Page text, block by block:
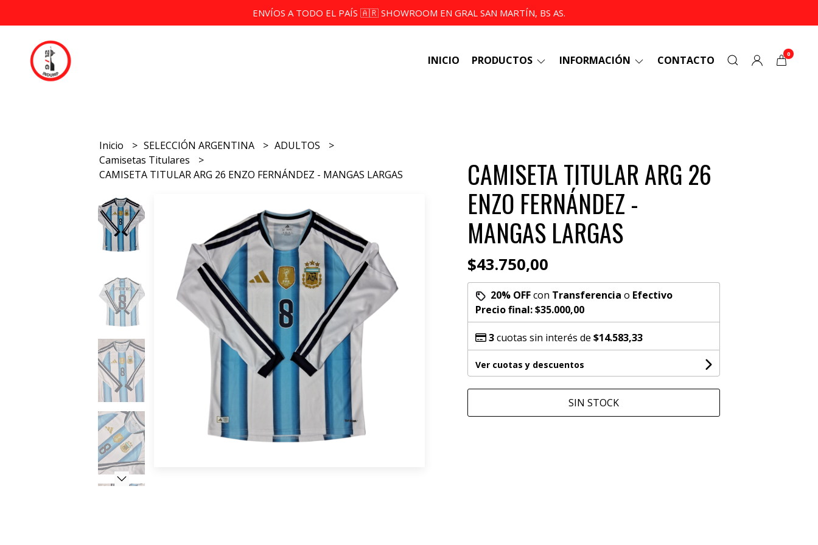
ENVÍOS A TODO EL PAÍS 🇦🇷 SHOWROOM EN GRAL SAN MARTÍN, BS AS.
INICIO PRODUCTOS INFORMACIÓN CONTACTO 0
Inicio SELECCIÓN ARGENTINA
ADULTOS
Camisetas Titulares
CAMISETA TITULAR ARG 26 ENZO FERNÁNDEZ - MANGAS LARGAS
CAMISETA TITULAR ARG 26
ENZO FERNÁNDEZ -
MANGAS LARGAS
$43.750,00
20% OFFcon Transferencia o Efectivo
Precio final:$35.000,00
3cuotas sin interés de $14.583,33
Ver cuotas y descuentos
SIN STOCK